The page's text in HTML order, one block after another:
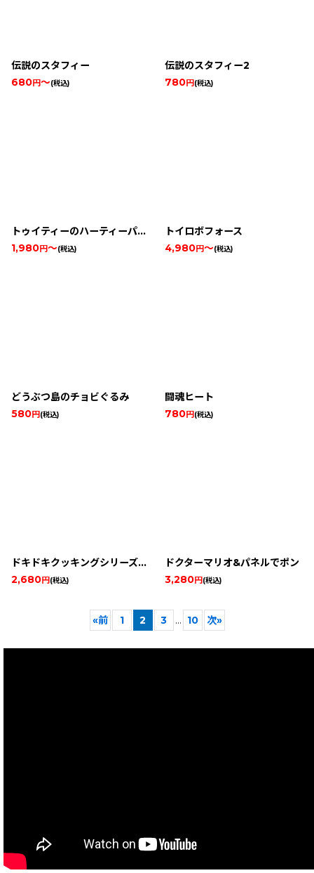
伝説のスタフィー
680円～(税込)
伝説のスタフィー2
780円 (税込)
トゥイティーのハーティーパーティー
1,980円～(税込)
トイロボフォース
4,980円～(税込)
どうぶつ島のチョビぐるみ
580円 (税込)
闘魂ヒート
780円 (税込)
ドキドキクッキングシリーズ(2) グルメキッチン ステキなお弁当
2,680円 (税込)
ドクターマリオ&パネルでポン
3,280円 (税込)
«前 1 2 3 ... 10 次»